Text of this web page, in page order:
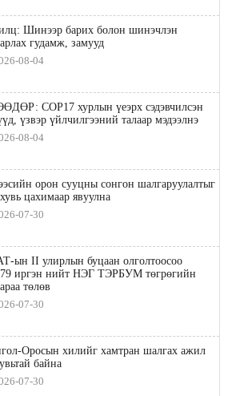
Шинээр барих болон шинэчлэн
гудамж, замууд
08-04
COP17 хурлын үеэрх сэдэвчилсэн
үзвэр үйлчилгээний талаар мэдээлнэ
08-04
орон сууцны сонгон шалгаруулалтыг
цахимаар явуулна
07-30
ын II улирлын буцаан олголтоосоо
иргэн нийт НЭГ ТЭРБУМ төгрөгийн
төлөв
07-30
Оросын хилийг хамтран шалгах ажил
байна
07-30